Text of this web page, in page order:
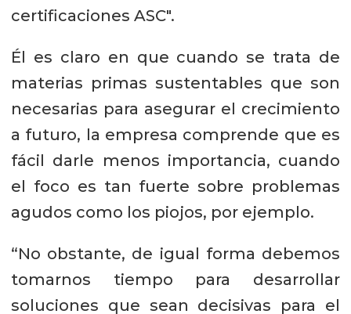
certificaciones ASC".
Él es claro en que cuando se trata de
materias primas sustentables que son
necesarias para asegurar el crecimiento
a futuro, la empresa comprende que es
fácil darle menos importancia, cuando
el foco es tan fuerte sobre problemas
agudos como los piojos, por ejemplo.
“No obstante, de igual forma debemos
tomarnos tiempo para desarrollar
soluciones que sean decisivas para el